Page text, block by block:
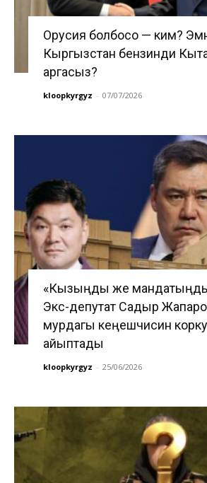
Орусия болбосо — ким?
Кыргызстан бензинди
аргасыз?
kloopkyrgyz - 07/07/2026
«Кызыңды же мандатыңды
Экс-депутат Садыр
мурдагы кеңешчисин
айыптады
kloopkyrgyz - 25/06/2026